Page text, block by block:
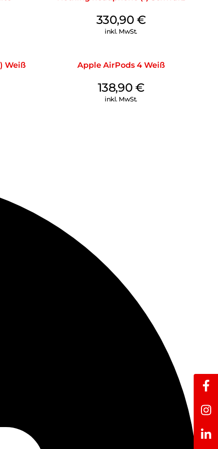
330,90 €
inkl. MwSt.
Weiß Apple AirPods 4 Weiß
138,90 €
inkl. MwSt.